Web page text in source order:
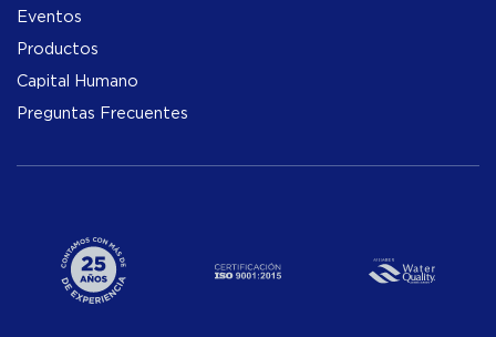
Eventos
Productos
Capital Humano
Preguntas Frecuentes